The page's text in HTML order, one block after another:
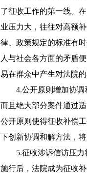
了征收工作的第一线。
业压力大，往往对高额
律、政策规定的标准有
人与社会各方面的矛盾
易在群众中产生对法院
4.公开原则增加协调
而且绝大部分案件通过
公开原则使得征收补偿
下创新协调和解方法，
5.征收涉诉信访压力
施行后，法院成为征收